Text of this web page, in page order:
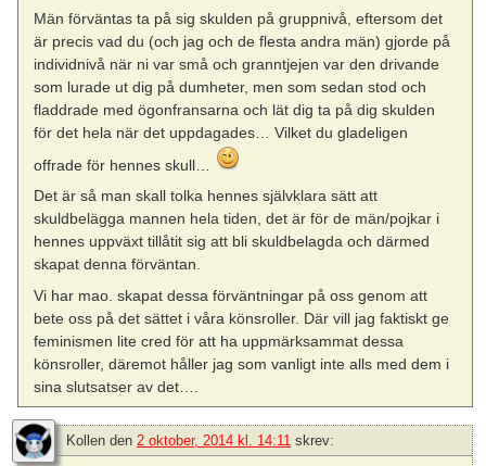
Män förväntas ta på sig skulden på gruppnivå, eftersom det
är precis vad du (och jag och de flesta andra män) gjorde på
individnivå när ni var små och granntjejen var den drivande
som lurade ut dig på dumheter, men som sedan stod och
fladdrade med ögonfransarna och lät dig ta på dig skulden
för det hela när det uppdagades… Vilket du gladeligen
offrade för hennes skull…
Det är så man skall tolka hennes självklara sätt att
skuldbelägga mannen hela tiden, det är för de män/pojkar i
hennes uppväxt tillåtit sig att bli skuldbelagda och därmed
skapat denna förväntan.
Vi har mao. skapat dessa förväntningar på oss genom att
bete oss på det sättet i våra könsroller. Där vill jag faktiskt ge
feminismen lite cred för att ha uppmärksammat dessa
könsroller, däremot håller jag som vanligt inte alls med dem i
sina slutsatser av det….
Kollen den 2 oktober, 2014 kl. 14:11 skrev: